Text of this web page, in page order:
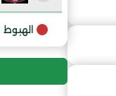
9 الهبوط